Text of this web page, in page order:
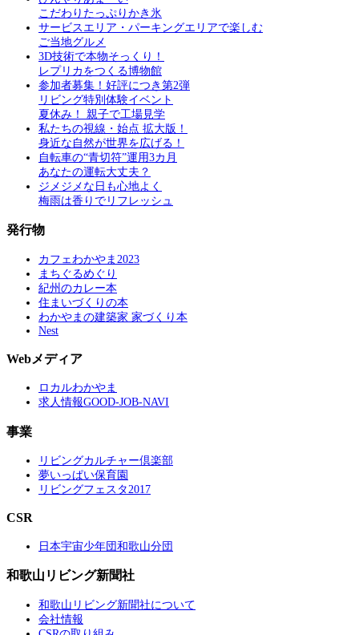
こだわりたっぷりかき氷
サービスエリア・パーキングエリアで楽しむ
ご当地グルメ
3D技術で本物そっくり！
レプリカをつくる博物館
参加者募集！好評につき第2弾
リビング特別体験イベント
夏休み！ 親子で工場見学
私たちの視線・始点 拡大版！
身近な自然が世界を広げる！
自転車の“青切符”運用3カ月
あなたの運転大丈夫？
ジメジメな日も心地よく
梅雨は香りでリフレッシュ
発行物
カフェわかやま2023
まちぐるめぐり
紀州のカレー本
住まいづくりの本
わかやまの建築家 家づくり本
Nest
Webメディア
ロカルわかやま
求人情報GOOD-JOB-NAVI
事業
リビングカルチャー倶楽部
夢いっぱい保育園
リビングフェスタ2017
CSR
日本宇宙少年団和歌山分団
和歌山リビング新聞社
和歌山リビング新聞社について
会社情報